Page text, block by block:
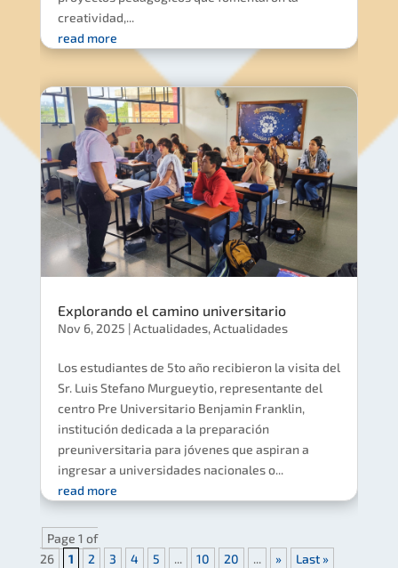
creatividad,...
read more
Explorando el camino universitario
Nov 6, 2025 |Actualidades,Actualidades
Los estudiantes de 5to año recibieron la visita del
Sr. Luis Stefano Murgueytio, representante del
centro Pre Universitario Benjamin Franklin,
institución dedicada a la preparación
preuniversitaria para jóvenes que aspiran a
ingresar a universidades nacionales o...
read more
Page 1 of
26
1 2 3 4 5 ... 10 20 ... » Last »